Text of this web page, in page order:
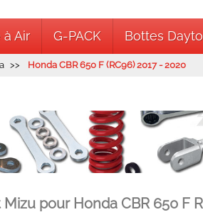
à Air G-PACK Bottes
Honda CBR 650 F (RC96) 2017 - 2020
pour Honda CBR 650 F